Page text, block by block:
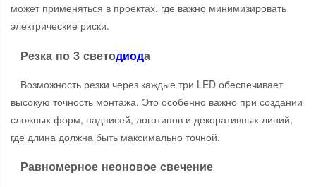
может применяться в проектах, где важно минимизировать
электрические риски.
Резка по 3 светодиода
Возможность резки через каждые три LED обеспечивает
высокую точность монтажа. Это особенно важно при создании
сложных форм, надписей, логотипов и декоративных линий,
где длина должна быть максимально точной.
Равномерное неоновое свечение